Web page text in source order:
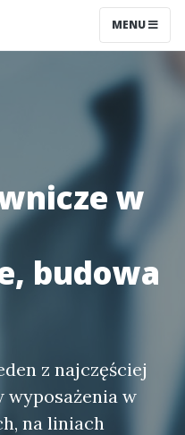
MENU
w
budowa
z najczęściej
wyposażenia w
na liniach